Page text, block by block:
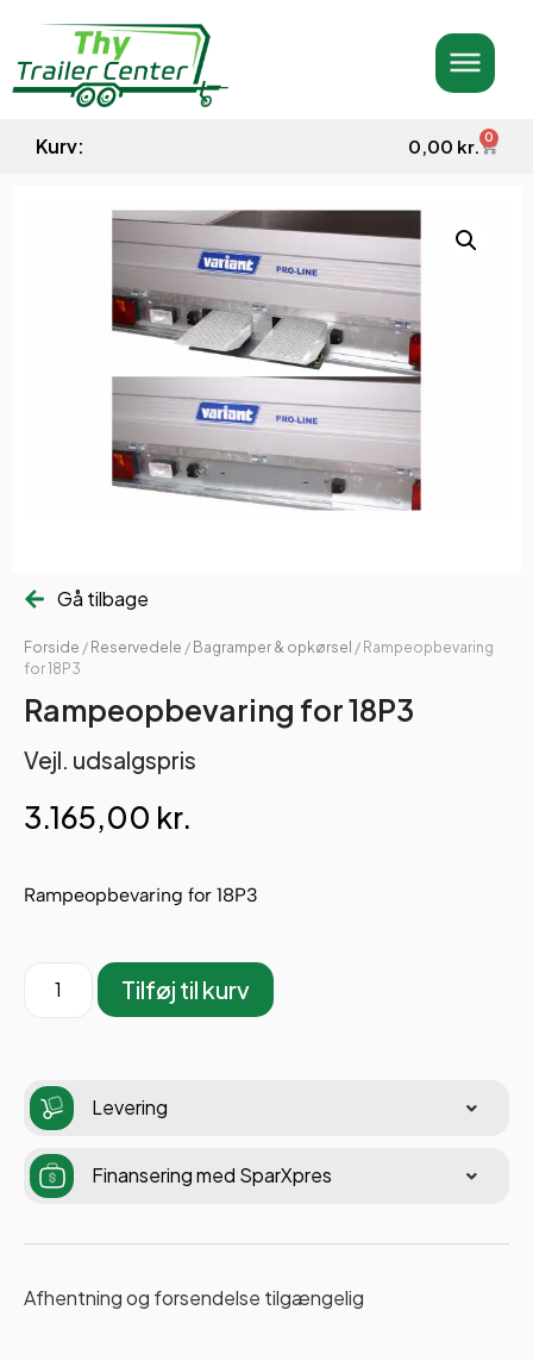
Kurv: 0,00 kr. 0
Gå tilbage
Forside / Reservedele / Bagramper & opkørsel / Rampeopbevaring
for 18P3
Rampeopbevaring for 18P3
Vejl. udsalgspris
3.165,00 kr.
Rampeopbevaring for 18P3
Tilføj til kurv
Levering
Finansering med SparXpres
Afhentning og forsendelse tilgængelig